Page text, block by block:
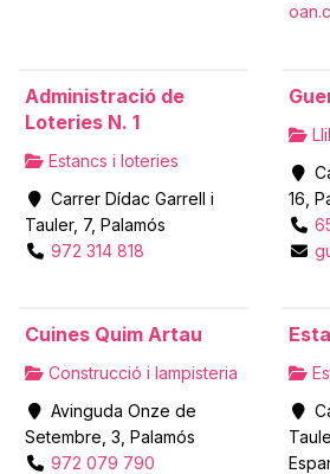
Administració de
Loteries N. 1
Estancs i loteries
Carrer Dídac Garrell i
Tauler, 7, Palamós
972 314 818
16,
Cuines Quim Artau
Construcció i lampisteria
Avinguda Onze de
Setembre, 3, Palamós
972 079 790